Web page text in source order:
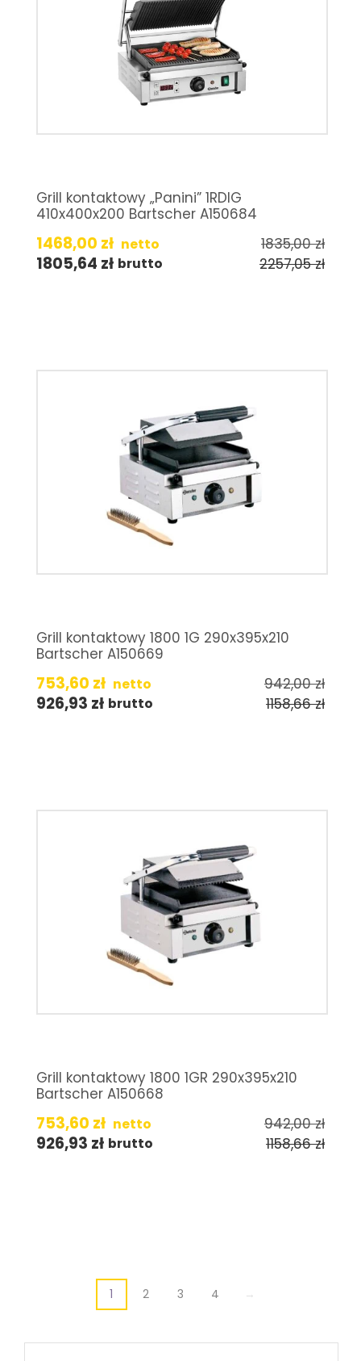
Grill kontaktowy „Panini” 1RDIG
410x400x200 Bartscher A150684
1468,00 zł netto 1835,00zł
1805,64 zł brutto 2257,05zł
Grill kontaktowy 1800 1G 290x395x210
Bartscher A150669
753,60 zł netto 942,00zł
926,93 zł brutto 1158,66zł
Grill kontaktowy 1800 1GR 290x395x210
Bartscher A150668
753,60 zł netto 942,00zł
926,93 zł brutto 1158,66zł
1 2 3 4 →